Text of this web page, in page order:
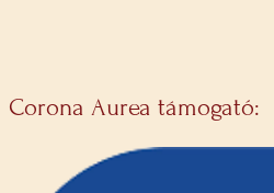
Corona Aurea támogató: